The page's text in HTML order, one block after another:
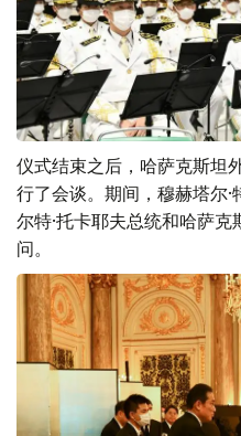
仪式结束之后，哈萨克斯坦
行了会谈。期间，穆赫塔尔
尔特·托卡耶夫总统和哈萨
问。